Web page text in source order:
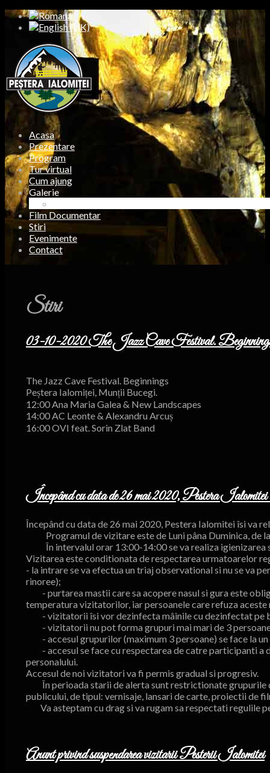
Acasa
Prezentare
Program
Tur virtual
Cum ajung
Galerie
Film Documentar
Stiri
Evenimente
Contact
Stiri
03-10-2020 The Jazz Cave Festival.
The Jazz Cave Festival. Beginnings
Peștera Ialomiței, Munții Bucegi.
12:00 Ana Maria Galea & New Landscapes
14:00 AC Leonte & Alexandru Arcuș
16:00 OVI feat. Sorin Zlat Band
Începând cu data de 26 mai 2020, Pestera Ialomitei
Începând cu data de 26 mai 2020, Pestera Ialomitei îsi va
Programul de vizitare este de Luni pâna Duminica, de
În intervalul orar 13:00-14:00 se va realiza igienizarea
Vizitarea este conditionata de respectarea urmatoarelor
- la intrare se va efectua un triaj observational si nu se va
rinoree);
- purtarea mastii care sa acopere nasul si gura este
temperatura vizitatorilor, iar persoanele care refuza aceste
- vizitatorii îsi vor dezinfecta mâinile cu dezinfectat pe
- vizitatorii nu pot forma grupuri mai mari de 3
- accesul grupurilor (maximum 3 persoane) se face la un
- accesul se face cu respectarea de catre participanti a
personalului.
Accesul de noi vizitatori va fi permis gradual si progresiv.
În perioada starii de alerta sunt restrictionate grupurile
publicului, de tipul: vernisaje, lansari de carte, proiectii de
Va asteptam cu drag si va rugam sa respectati regulile
Anunt privind suspendarea vizitarii Pesterii Ialomitei